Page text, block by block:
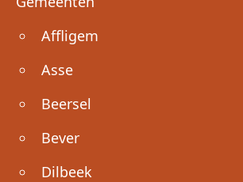
Affligem
Asse
Beersel
Bever
Dilbeek